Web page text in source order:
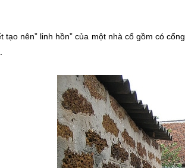
tạo nên” linh hồn” của một nhà cổ gồm có